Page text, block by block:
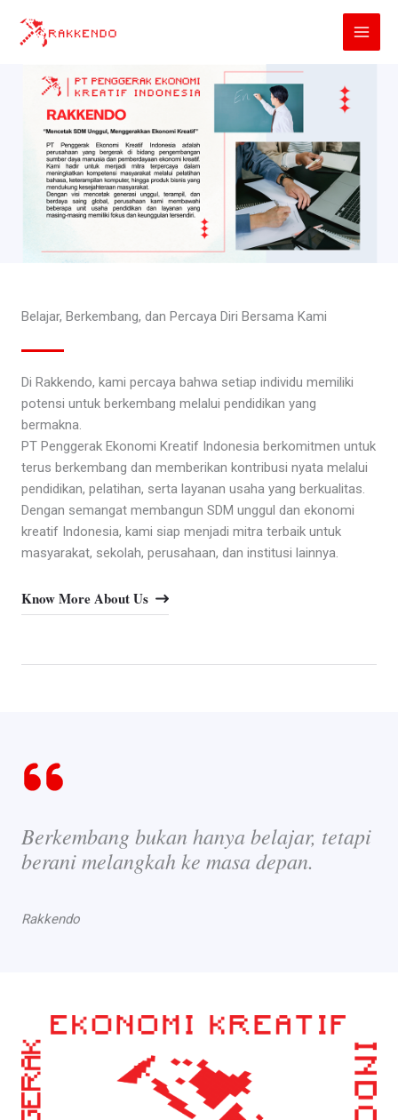
Belajar, Berkembang, dan Percaya Diri Bersama Kami
Di Rakkendo, kami percaya bahwa setiap individu memiliki
potensi untuk berkembang melalui pendidikan yang
bermakna.
PT Penggerak Ekonomi Kreatif Indonesia berkomitmen untuk
terus berkembang dan memberikan kontribusi nyata melalui
pendidikan, pelatihan, serta layanan usaha yang berkualitas.
Dengan semangat membangun SDM unggul dan ekonomi
kreatif Indonesia, kami siap menjadi mitra terbaik untuk
masyarakat, sekolah, perusahaan, dan institusi lainnya.
Know More About Us
Berkembang bukan hanya belajar, tetapi
berani melangkah ke masa depan.
Rakkendo